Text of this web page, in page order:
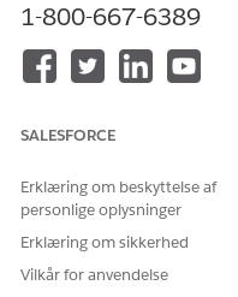
opkald, der
adressen eller det
oprette en
Channel-forløbet. Når
distribuerer Omni-
der er tildelt til kanalen.
Konfigurer indstillinger
SIP
1-800-667-6389
SALESFORCE
Erklæring om beskyttelse af
personlige oplysninger
Erklæring om sikkerhed
Vilkår for anvendelse